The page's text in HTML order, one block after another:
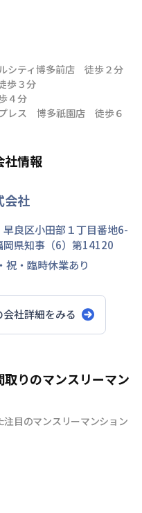
シティ博多前店　徒歩２分
歩３分
４分
レス　博多祇園店　徒歩６
社情報
会社
良区小田部 １丁目番地6-
県知事（6）第14120
祝・臨時休業あり
会社詳細をみる
りのマンスリーマン
目のマンスリーマンション